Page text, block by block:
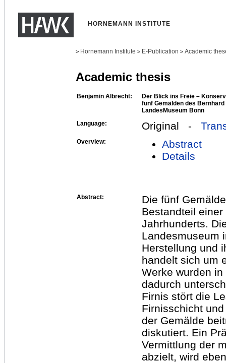
HORNEMANN INSTITUTE
> Hornemann Institute > E-Publication > Academic
Academic thesis
Benjamin Albrecht:
Der Blick ins Freie –
fünf Gemälden des
LandesMuseum Bonn
Language:
Original -
Overview:
Abstract
Details
Abstract:
Die fünf
Bestandteil
Jahrhunderts.
Landesmuseum
Herstellung und
handelt sich um
Werke wurden
dadurch
Firnis stört die
Firnisschicht
der Gemälde
diskutiert. Ein
Vermittlung der
abzielt, wird